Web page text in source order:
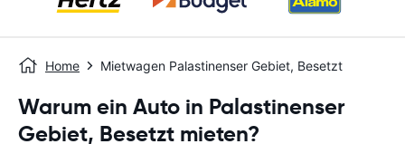
Home Mietwagen Palastinenser Gebiet, Besetzt
Warum ein Auto in Palastinenser
Gebiet, Besetzt mieten?